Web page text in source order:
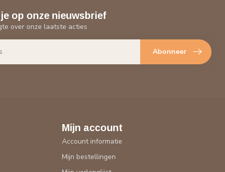
op onze nieuwsbrief
over onze laatste acties
Abonneer
Mijn account
Account informatie
Mijn bestellingen